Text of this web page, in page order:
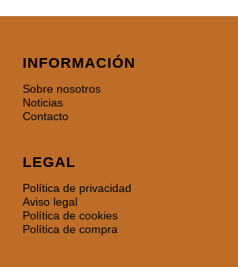
INFORMACIÓN
Sobre nosotros
Noticias
Contacto
LEGAL
Política de privacidad
Aviso legal
Política de cookies
Política de compra